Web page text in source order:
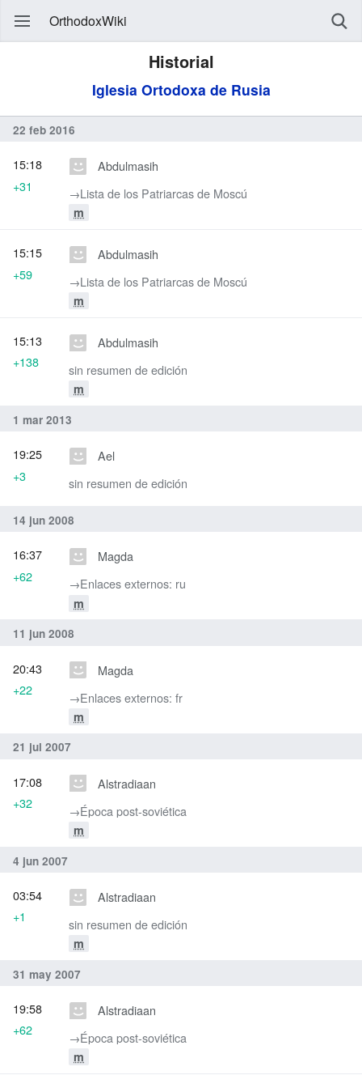
OrthodoxWiki
Historial
Iglesia Ortodoxa de Rusia
22 feb 2016
Abdulmasih
→‎Lista de los Patriarcas de Moscú
m
15:18
+31
Abdulmasih
→‎Lista de los Patriarcas de Moscú
m
15:15
+59
Abdulmasih
sin resumen de edición
m
15:13
+138
1 mar 2013
Ael
sin resumen de edición
19:25
+3
14 jun 2008
Magda
→‎Enlaces externos: ru
m
16:37
+62
11 jun 2008
Magda
→‎Enlaces externos: fr
m
20:43
+22
21 jul 2007
Alstradiaan
→‎Época post-soviética
m
17:08
+32
4 jun 2007
Alstradiaan
sin resumen de edición
m
03:54
+1
31 may 2007
Alstradiaan
→‎Época post-soviética
m
19:58
+62